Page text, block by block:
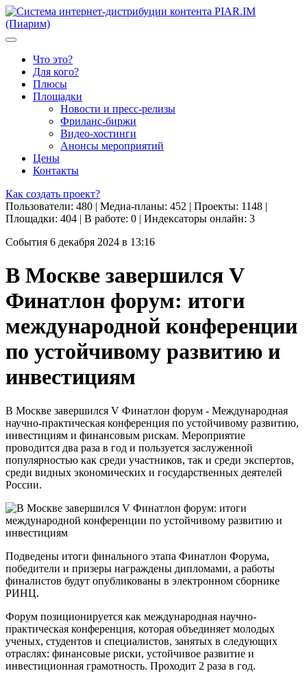
Что это?
Для кого?
Плюсы
Площадки
Новости и пресс-релизы
Фриланс-биржи
Видео-хостинги
Анонсы мероприятий
Цены
Контакты
Как создать проект?
Пользователи: 480 | Медиа-планы: 452 | Проекты: 1148 |
Площадки: 404 | В работе: 0 | Индексаторы онлайн: 3
События 6 декабря 2024 в 13:16
В Москве завершился V
Финатлон форум: итоги
международной конференции
по устойчивому развитию и
инвестициям
В Москве завершился V Финатлон форум - Международная
научно-практическая конференция по устойчивому развитию,
инвестициям и финансовым рискам. Мероприятие
проводится два раза в год и пользуется заслуженной
популярностью как среди участников, так и среди экспертов,
среди видных экономических и государственных деятелей
России.
Подведены итоги финального этапа Финатлон Форума,
победители и призеры награждены дипломами, а работы
финалистов будут опубликованы в электронном сборнике
РИНЦ.
Форум позиционируется как международная научно-
практическая конференция, которая объединяет молодых
ученых, студентов и специалистов, занятых в следующих
отраслях: финансовые риски, устойчивое развитие и
инвестиционная грамотность. Проходит 2 раза в год.